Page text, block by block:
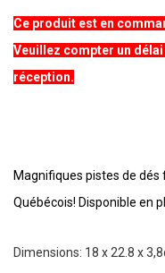
Ce produit est en
Veuillez compter un
réception.
Magnifiques pistes de
Québécois! Disponible en
Dimensions: 18 x 22.8 x